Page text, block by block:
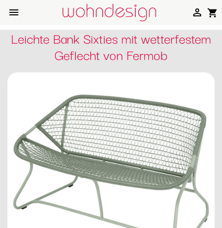
 shopping_cart

Leichte Bank Sixties mit wetterfestem
Geflecht von Fermob